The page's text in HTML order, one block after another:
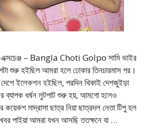
এক্সচেঞ্জ – Bangla Choti Golpo সামি ভাইর
শুরু হইছিল আমরা হলে ঢোকার তিনচারমাস পর।
ইলেকশন হইছিল, পরদিন থিকাই দেশজুইড়া
ব্যাপক ধর্ষন লুটপাট শুরু হয়, আমগো হলেও
কয়েকশ মাদ্রাসা ছাত্র নিয়া ছাত্রদল নেতা টিপু হল
পাইয়া আমরা যখন আসছি ততক্ষনে যা …